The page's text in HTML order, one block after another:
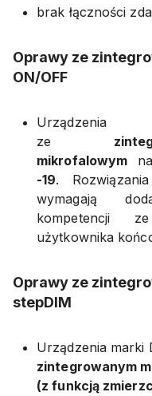
brak łączności
Oprawy ze
ON/OFF
Urządzenia
ze
mikrofalowym
-19.
wymagają
kompetencji
użytkownika
Oprawy ze
stepDIM
Urządzenia marki
zintegrowanym
(z funkcją